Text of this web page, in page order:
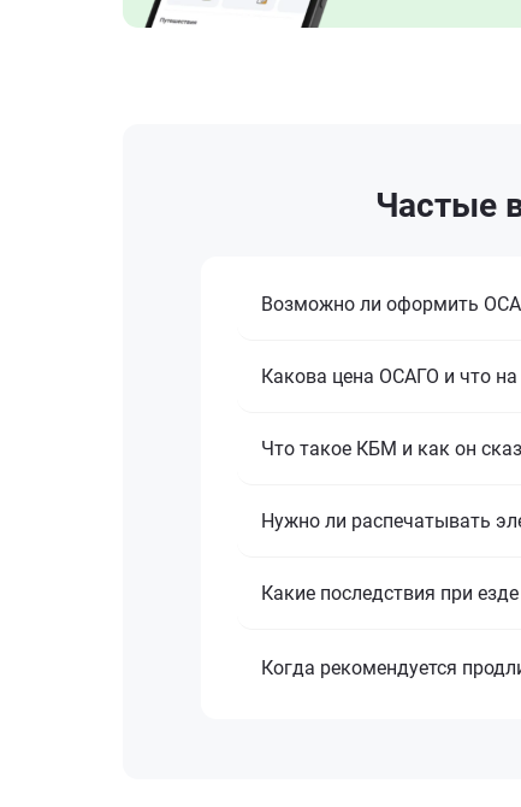
Частые
Возможно ли оформить
Какова цена ОСАГО и что на
Что такое КБМ и как он
Нужно ли распечатывать
Какие последствия при
Когда рекомендуется